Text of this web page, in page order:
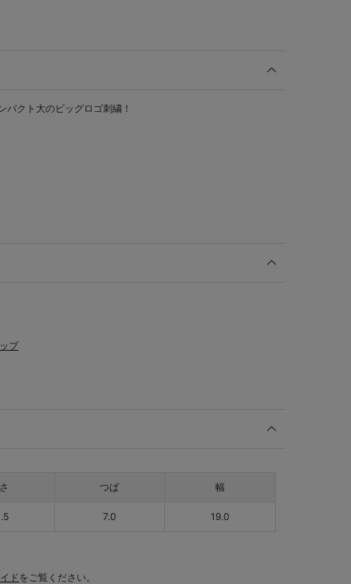
パクト大のビッグロゴ刺繍！
プ
つば 幅
7.0 19.0
ドをご覧ください。